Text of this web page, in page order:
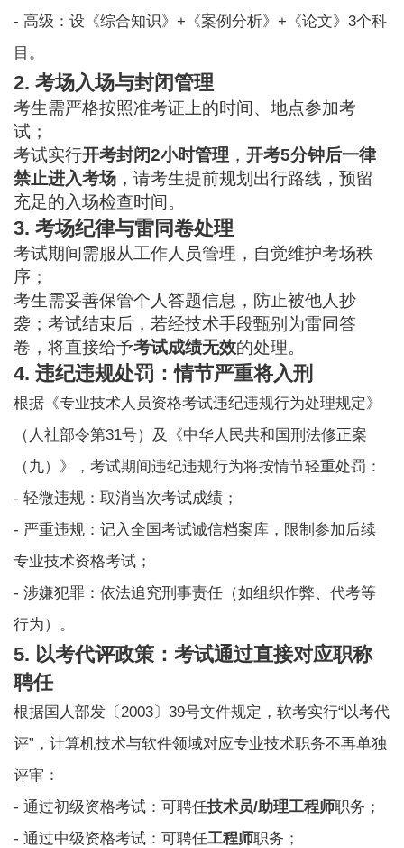
- 高级：设《综合知识》+《案例分析》+《论文》3个科
目。
2. 考场入场与封闭管理
考生需严格按照准考证上的时间、地点参加考
试；
考试实行开考封闭2小时管理 ，开考5分钟后一律
禁止进入考场 ，请考生提前规划出行路线，预留
充足的入场检查时间。
3. 考场纪律与雷同卷处理
考试期间需服从工作人员管理，自觉维护考场秩
序；
考生需妥善保管个人答题信息，防止被他人抄
袭；考试结束后，若经技术手段甄别为雷同答
卷，将直接给予考试成绩无效的处理。
4. 违纪违规处罚：情节严重将入刑
根据《专业技术人员资格考试违纪违规行为处理规定》
（人社部令第31号）及《中华人民共和国刑法修正案
（九）》，考试期间违纪违规行为将按情节轻重处罚：
- 轻微违规：取消当次考试成绩；
- 严重违规：记入全国考试诚信档案库，限制参加后续
专业技术资格考试；
- 涉嫌犯罪：依法追究刑事责任（如组织作弊、代考等
行为）。
5. 以考代评政策：考试通过直接对应职称
聘任
根据国人部发〔2003〕39号文件规定，软考实行“以考代
评”，计算机技术与软件领域对应专业技术职务不再单独
评审：
- 通过初级资格考试：可聘任技术员/助理工程师职务；
- 通过中级资格考试：可聘任工程师职务；